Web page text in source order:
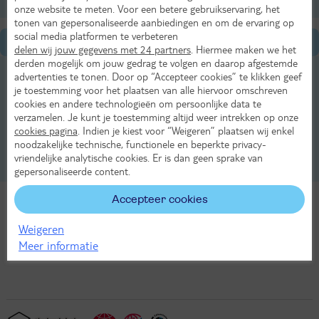
Algemene informatie
Eten & drinken in Skigebied Winterberg
Natuur & klimaat van Skigebied Winterberg
Sport in Skigebied Winterberg
Uitgaansleven in Skigebied Winterberg
onze website te meten. Voor een betere gebruikservaring, het
tonen van gepersonaliseerde aanbiedingen en om de ervaring op
social media platformen te verbeteren
delen wij jouw gegevens met 24 partners . Hiermee maken we het
derden mogelijk om jouw gedrag te volgen en daarop afgestemde
advertenties te tonen. Door op “Accepteer cookies” te klikken geef
je toestemming voor het plaatsen van alle hiervoor omschreven
cookies en andere technologieën om persoonlijke data te
verzamelen. Je kunt je toestemming altijd weer intrekken op onze
cookies pagina . Indien je kiest voor “Weigeren” plaatsen wij enkel
noodzakelijke technische, functionele en beperkte privacy-
vriendelijke analytische cookies. Er is dan geen sprake van
gepersonaliseerde content.
Accepteer cookies
Weigeren
Meer informatie